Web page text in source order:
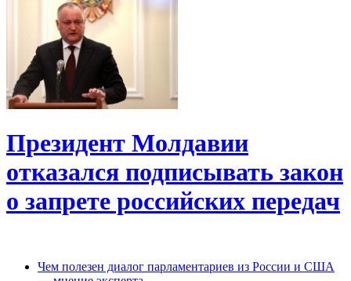
Президент Молдавии
отказался подписывать закон
о запрете российских передач
Чем полезен диалог парламентариев из России и США